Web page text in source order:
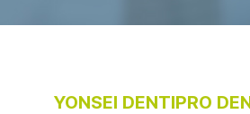
YONSEI DENTIPRO